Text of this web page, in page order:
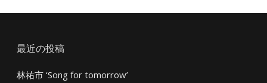
最近の投稿
林祐市 ‘Song for tomorrow’